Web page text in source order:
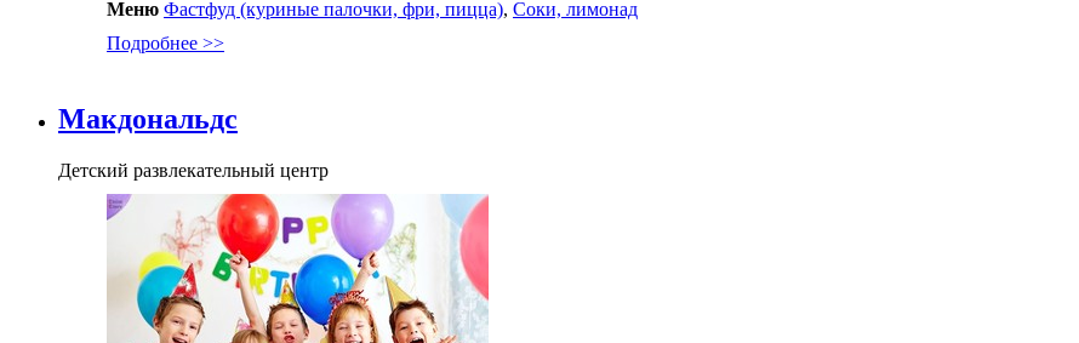
Меню Фастфуд (куриные палочки, фри, пицца), Соки, лимонад
Подробнее >>
Макдональдс
Детский развлекательный центр